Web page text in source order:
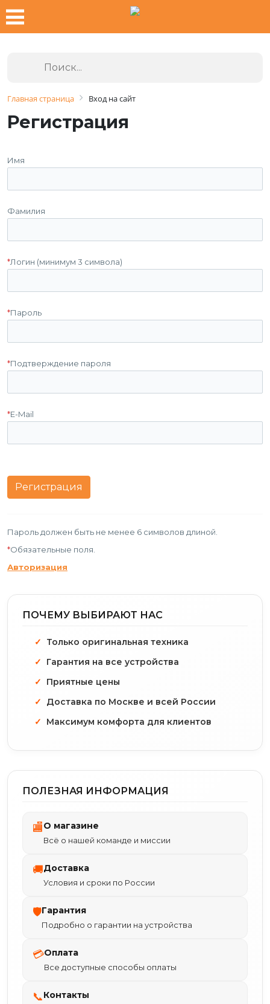
Главная страница Вход на сайт
Регистрация
Имя
Фамилия
*Логин (минимум 3 символа)
*Пароль
*Подтверждение пароля
*E-Mail
Пароль должен быть не менее 6 символов длиной.
*Обязательные поля.
Авторизация
ПОЧЕМУ ВЫБИРАЮТ НАС
Только оригинальная техника
Гарантия на все устройства
Приятные цены
Доставка по Москве и всей России
Максимум комфорта для клиентов
ПОЛЕЗНАЯ ИНФОРМАЦИЯ
🏬О магазине
Всё о нашей команде и миссии
🚚Доставка
Условия и сроки по России
🛡Гарантия
Подробно о гарантии на устройства
💳Оплата
Все доступные способы оплаты
📞Контакты